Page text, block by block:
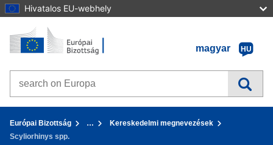
Hivatalos EU-webhely
Tovább a tartalomhoz
Kezdőlap - Európai Bizottság
magyar
HU
Search on Europa websites
Európai Bizottság …
Kereskedelmi megnevezések
Scyliorhinys spp.